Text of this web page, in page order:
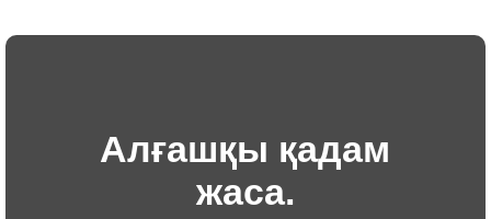
Алғашқы қадам
жаса.